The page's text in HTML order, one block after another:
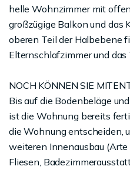
helle Wohnzimmer mit
großzügige Balkon und das
oberen Teil der Halbebene
Elternschlafzimmer und das
NOCH KÖNNEN SIE
Bis auf die Bodenbeläge
ist die Wohnung bereits
die Wohnung entscheiden,
weiteren Innenausbau (Arte
Fliesen,